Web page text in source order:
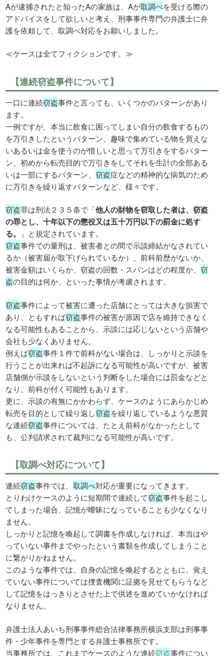
Aが逮捕されたと知ったAの家族は、Aが取調べを受ける際の
アドバイスをして欲しいと考え、刑事事件専門の弁護士に弁
護を依頼して、取調べ対応をお願いしました。
≪ケースは全てフィクションです。≫
【連続窃盗事件について】
一口に連続窃盗事件と言っても、いくつかのパターンがあり
ます。
一例ですが、本当に飲食に困ってしまい自分の飲食するもの
を万引きしたというパターン、趣味で集めている物を買えな
いあるいは金を使うのが惜しいと思って万引きをするパター
ン、初めから転売目的で万引きをしてそれを生計の全部ある
いは一部にするパターン、窃盗症などの精神的な病気のため
に万引きを繰り返すパターンなど、様々です。
窃盗罪は刑法２３５条で「他人の財物を窃取した者は、窃盗
の罪とし、十年以下の懲役又は五十万円以下の罰金に処す
る。
」と規定されています。
窃盗事件での量刑は、被害者との間で示談締結がなされてい
るか（被害届が取下げられているか）、前科前歴がないか、
被害金額はいくらか、窃盗の回数・スパンはどの程度か、窃
盗の目的は何か、といった事情が考慮されます。
窃盗事件によって被害に遭った店舗にとっては大きな損害で
あり、ともすれば窃盗事件の被害が原因で店を維持できなく
なる可能性もあることから、示談には応じないという店舗や
会社も少なくありません。
例えば窃盗事件１件で前科がない場合は、しっかりと示談を
行うことが出来れば不起訴になる可能性が高いですが、被害
店舗側が示談をしないという判断をした場合には罰金などと
なり、前科が付く可能性もあります。
更に、示談の有無にかかわらず、ケースのようにあらかじめ
転売を目的として繰り返し窃盗を繰り返しているような悪質
な連続窃盗事件については、たとえ前科がなかったとして
も、公判請求されて裁判になる可能性が高いです。
【取調べ対応について】
連続窃盗事件では、取調べ対応が重要になってきます。
とりわけケースのように短期間で連続して窃盗事件を起こし
てしまった場合、記憶が曖昧になっていることも少なくなり
ません。
しっかりと記憶を喚起して調書を作成しなければ、本当はや
っていない事件までやったという書類を作成してしまうこと
に繋がりかねません。
このような事件では、自身の記憶を喚起するとともに、覚え
ていない事件については捜査機関に証拠を見せてもらうなど
して記憶をはっきりとさせた上で供述を進めていかなければ
なりません。
弁護士法人あいち刑事事件総合法律事務所横浜支部は刑事事
件・少年事件を専門とする弁護士事務所です。
当事務所では、これまでケースのような連続窃盗事件につい